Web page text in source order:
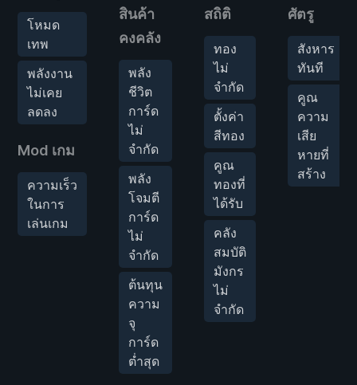
โหมด
เทพ
พลังงาน
ไม่เคย
ลดลง
Mod เกม
ความเร็ว
ในการ
เล่นเกม
สินค้า
คงคลัง
พลัง
ชีวิต
การ์ด
ไม่
จำกัด
พลัง
โจมตี
การ์ด
ไม่
จำกัด
ต้นทุน
ความ
จุ
การ์ด
ต่ำสุด
สถิติ
ทอง
ไม่
จำกัด
ตั้งค่า
สีทอง
คูณ
ทองที่
ได้รับ
คลัง
สมบัติ
มังกร
ไม่
จำกัด
ศัตรู
สังหาร
ทันที
คูณ
ความ
เสีย
หายที่
สร้าง